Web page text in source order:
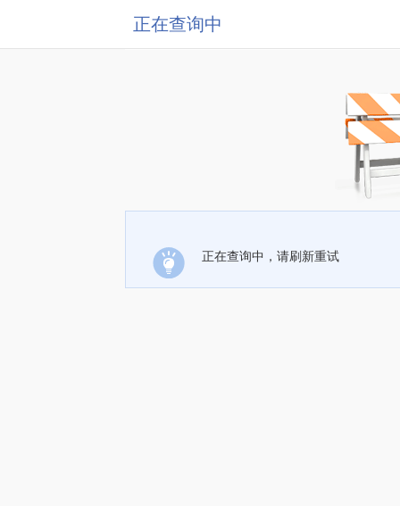
正在查询中
正在查询中，请刷新重试